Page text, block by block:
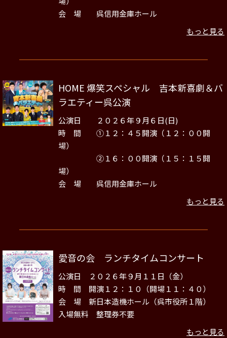
会 場 呉信用金庫ホール
もっと見る
HOME 爆笑スペシャル 吉本新喜劇＆バ
ラエティー呉公演
公演日 ２０２６年９月６日(日)
時 間 ①１２：４５開演（１２：００開
場）
②１６：００開演（１５：１５開
場）
会 場 呉信用金庫ホール
もっと見る
愛音の会 ランチタイムコンサート
公演日 ２０２６年９月１１日（金）
時 間 開演１２：１０（開場１１：４０）
会 場 新日本造機ホール（呉市役所１階）
入場無料 整理券不要
もっと見る